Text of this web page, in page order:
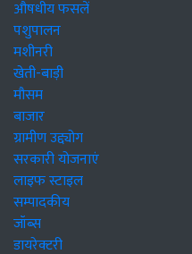
औषधीय फसलें
पशुपालन
मशीनरी
खेती-बाड़ी
मौसम
बाजार
ग्रामीण उद्द्योग
सरकारी योजनाएं
लाइफ स्टाइल
सम्पादकीय
जॉब्स
डायरेक्टरी